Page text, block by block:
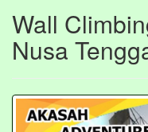
Wall
Nusa